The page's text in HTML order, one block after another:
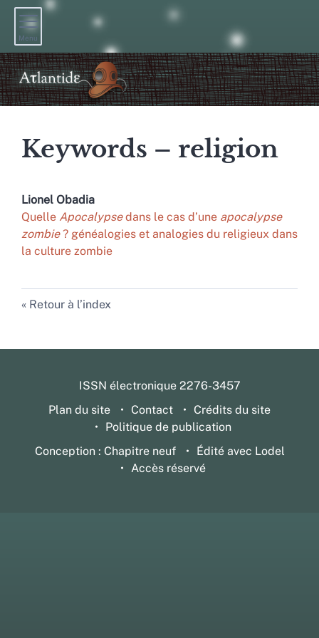
Menu
Keywords – religion
Lionel Obadia
Quelle Apocalypsedans le cas d’une apocalypse
zombie? généalogies et analogies du religieux dans
la culture zombie
Retour à l’index
ISSN électronique 2276-3457
Plan du site
Contact
Crédits du site
Politique de publication
Conception : Chapitre neuf
Édité avec Lodel
Accès réservé